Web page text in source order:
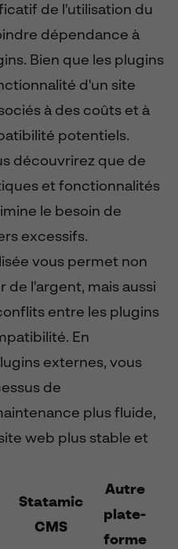
de l'utilisation du
dépendance à
Bien que les plugins
d'un site
à des coûts et à
potentiels.
découvrirez que de
et fonctionnalités
le besoin de
excessifs.
vous permet non
de l'argent, mais aussi
entre les plugins
En
externes, vous
de
plus fluide,
web plus stable et
Statamic
CMS
Autre
plate-
forme